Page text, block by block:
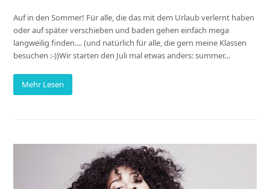
Auf in den Sommer! Für alle, die das mit dem Urlaub verlernt haben
oder auf später verschieben und baden gehen einfach mega
langweilig finden.... (und natürlich für alle, die gern meine Klassen
besuchen :-))Wir starten den Juli mal etwas anders: summer…
Mehr Lesen